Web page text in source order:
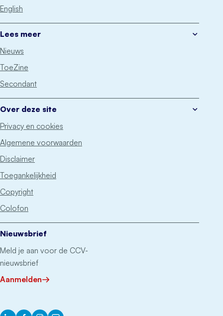
English
Lees meer
Nieuws
ToeZine
Secondant
Over deze site
Privacy en cookies
Algemene voorwaarden
Disclaimer
Toegankelijkheid
Copyright
Colofon
Nieuwsbrief
Meld je aan voor de CCV-
nieuwsbrief
Aanmelden